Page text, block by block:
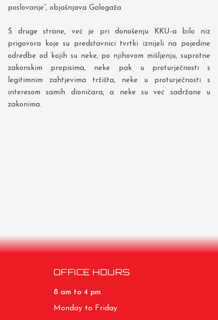
poslovanje”, objašnjava Galogaža
S druge strane, već je pri donošenju KKU-a bilo niz
prigovora koje su predstavnici tvrtki iznijeli na pojedine
odredbe od kojih su neke, po njihovom mišljenju, suprotne
zakonskim propisima, neke pak u proturječnosti s
legitimnim zahtjevima tržišta, neke u proturječnosti s
interesom samih dioničara, a neke su već sadržane u
zakonima.
OFFICE HOURS
8 am to 4 pm
Monday to Friday